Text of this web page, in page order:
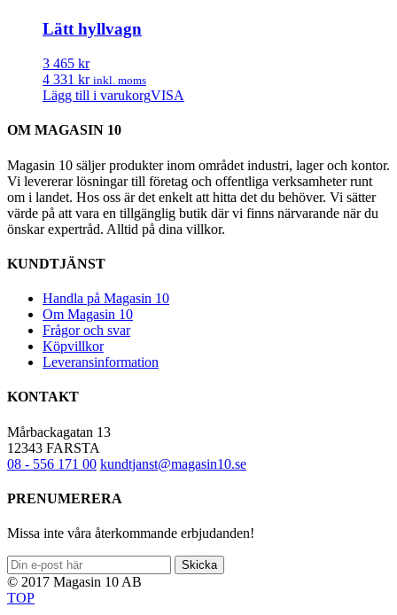
Lätt hyllvagn
3 465 kr
4 331 kr inkl. moms
Lägg till i varukorgVISA
OM MAGASIN 10
Magasin 10 säljer produkter inom området industri, lager och kontor.
Vi levererar lösningar till företag och offentliga verksamheter runt
om i landet. Hos oss är det enkelt att hitta det du behöver. Vi sätter
värde på att vara en tillgänglig butik där vi finns närvarande när du
önskar expertråd. Alltid på dina villkor.
KUNDTJÄNST
Handla på Magasin 10
Om Magasin 10
Frågor och svar
Köpvillkor
Leveransinformation
KONTAKT
Mårbackagatan 13
12343 FARSTA
08 - 556 171 00 kundtjanst@magasin10.se
PRENUMERERA
Missa inte våra återkommande erbjudanden!
Skicka
© 2017 Magasin 10 AB
TOP